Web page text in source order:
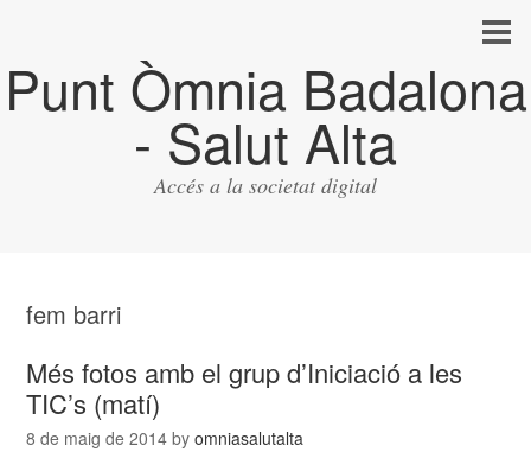
Punt Òmnia Badalona
- Salut Alta
Accés a la societat digital
fem barri
Més fotos amb el grup d’Iniciació a les
TIC’s (matí)
8 de maig de 2014 byomniasalutalta